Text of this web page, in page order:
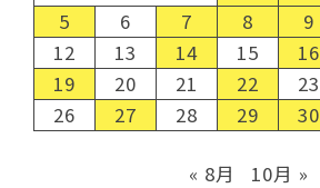
5
6 7 8 9
12
13 14 15 16
19
20 21 22 23
26
27 28 29 30
« 8月 10月 »